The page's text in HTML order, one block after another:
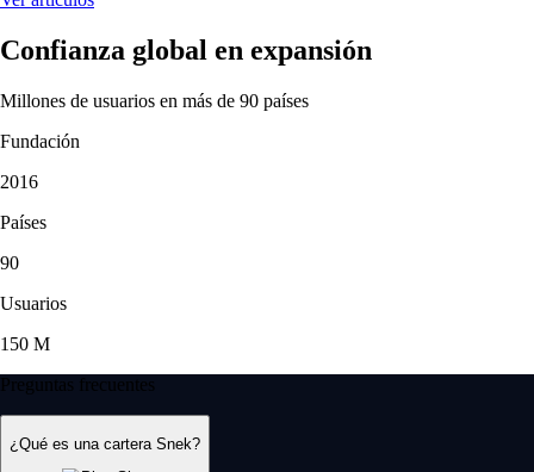
Confianza global en expansión
Millones de usuarios en más de 90 países
Fundación
2016
Países
90
Usuarios
150 M
Preguntas frecuentes
¿Qué es una cartera Snek?